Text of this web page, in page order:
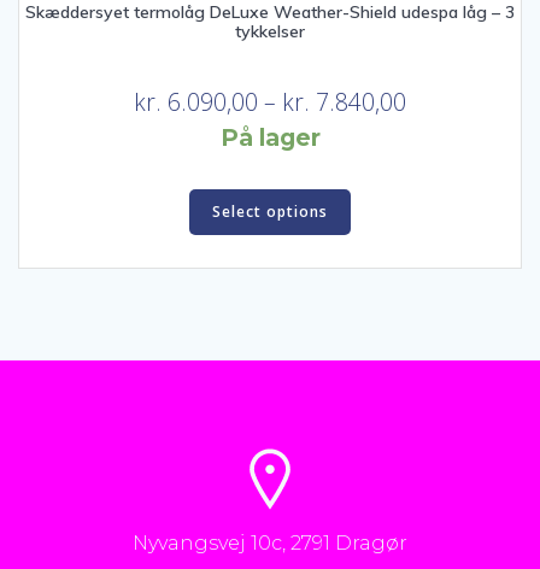
Skæddersyet termolåg DeLuxe Weather-Shield udespa låg – 3
tykkelser
kr. 6.090,00 – kr. 7.840,00
På lager
Select options
har
flere
Nyvangsvej 10c, 2791 Dragør